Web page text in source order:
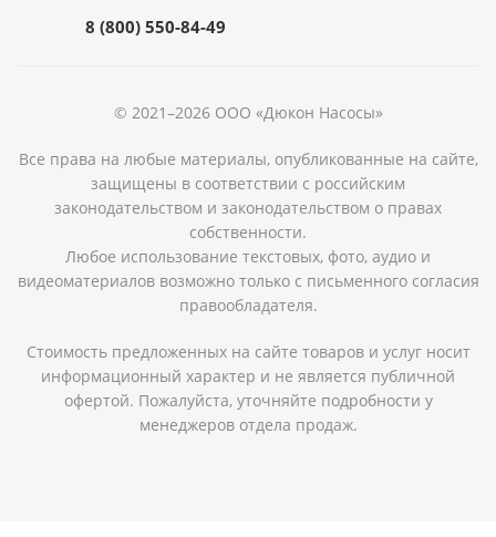
8 (800) 550-84-49
© 2021–2026 ООО «Дюкон Насосы»
Все права на любые материалы, опубликованные на сайте,
защищены в соответствии с российским
законодательством и законодательством о правах
собственности.
Любое использование текстовых, фото, аудио и
видеоматериалов возможно только с письменного согласия
правообладателя.
Стоимость предложенных на сайте товаров и услуг носит
информационный характер и не является публичной
офертой. Пожалуйста, уточняйте подробности у
менеджеров отдела продаж.